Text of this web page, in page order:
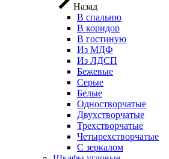
Назад
В спальню
В коридор
В гостиную
Из МДФ
Из ЛДСП
Бежевые
Серые
Белые
Одностворчатые
Двухстворчатые
Трехстворчатые
Четырехстворчатые
С зеркалом